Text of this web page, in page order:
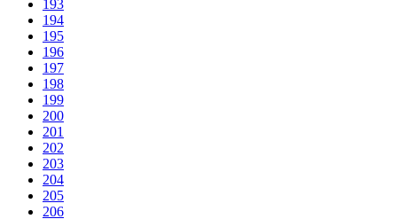
193
194
195
196
197
198
199
200
201
202
203
204
205
206